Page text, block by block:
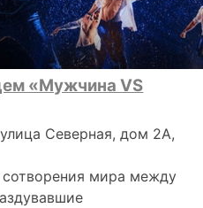
«Мужчина VS
Северная, дом 2А,
мира между